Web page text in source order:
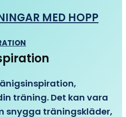
MED HOPP
träning. Det kan vara
snygga träningskläder,